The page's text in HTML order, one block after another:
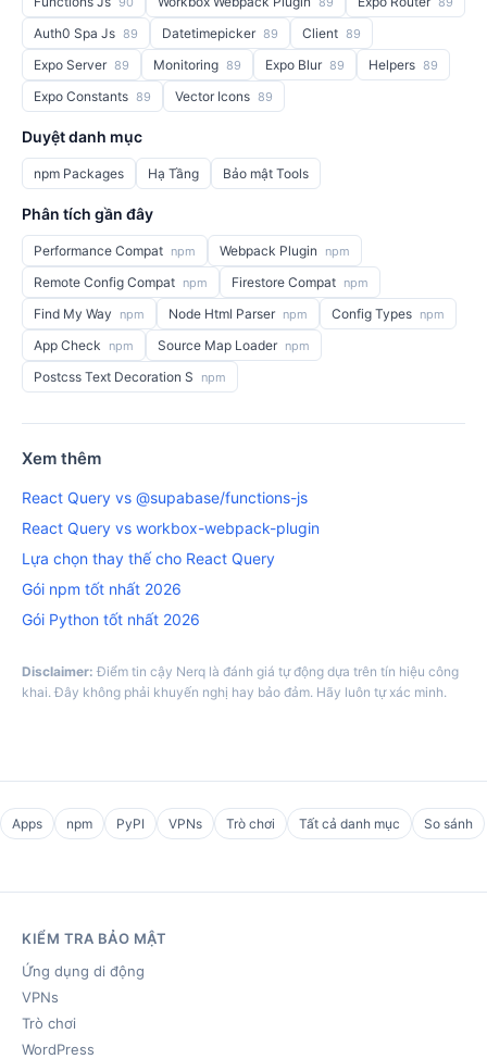
Auth0 Spa Js 89 Datetimepicker 89 Client 89
Expo Server 89 Monitoring 89 Expo Blur 89 Helpers 89
Expo Constants 89 Vector Icons 89
Duyệt danh mục
npm Packages Hạ Tầng Bảo mật Tools
Phân tích gần đây
Performance Compat npm Webpack Plugin npm
Remote Config Compat npm Firestore Compat npm
Find My Way npm Node Html Parser npm Config Types npm
App Check npm Source Map Loader npm
Postcss Text Decoration S npm
Xem thêm
React Query vs @supabase/functions-js
React Query vs workbox-webpack-plugin
Lựa chọn thay thế cho React Query
Gói npm tốt nhất 2026
Gói Python tốt nhất 2026
Disclaimer: Điểm tin cậy Nerq là đánh giá tự động dựa trên tín hiệu công
khai. Đây không phải khuyến nghị hay bảo đảm. Hãy luôn tự xác minh.
Apps npm PyPI VPNs Trò chơi Tất cả danh mục So sánh
KIỂM TRA BẢO MẬT
Ứng dụng di động
VPNs
Trò chơi
WordPress